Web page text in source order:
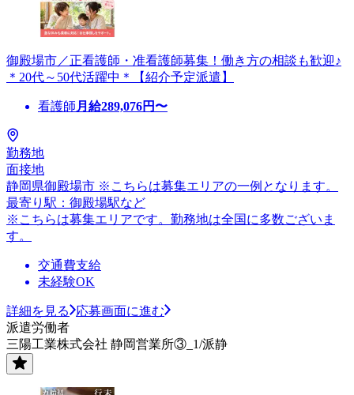
御殿場市／正看護師・准看護師募集！働き方の相談も歓迎♪
＊20代～50代活躍中＊【紹介予定派遣】
看護師 月給289,076円〜
勤務地
面接地
静岡県御殿場市 ※こちらは募集エリアの一例となります。
最寄り駅：御殿場駅など
※こちらは募集エリアです。勤務地は全国に多数ございま
す。
交通費支給
未経験OK
詳細を見る
応募画面に進む
派遣労働者
三陽工業株式会社 静岡営業所③_1/派静